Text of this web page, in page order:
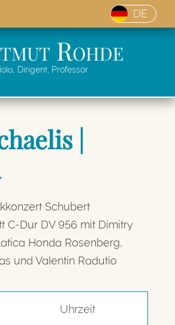
Rohde
Dirigent, Professor
DE
|
Schubert
C-Dur DV 956 mit Dimitry
Honda Rosenberg,
und Valentin Radutio
Uhrzeit